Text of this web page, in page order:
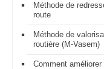
Méthode de
route
Méthode de
routière (M-Vasem)
Comment